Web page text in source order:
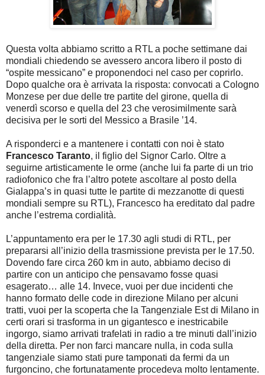
Questa volta abbiamo scritto a RTL a poche settimane dai
mondiali chiedendo se avessero ancora libero il posto di
“ospite messicano” e proponendoci nel caso per coprirlo.
Dopo qualche ora è arrivata la risposta: convocati a Cologno
Monzese per due delle tre partite del girone, quella di
venerdì scorso e quella del 23 che verosimilmente sarà
decisiva per le sorti del Messico a Brasile ’14.
A risponderci e a mantenere i contatti con noi è stato
Francesco Taranto, il figlio del Signor Carlo. Oltre a
seguirne artisticamente le orme (anche lui fa parte di un trio
radiofonico che fra l’altro potete ascoltare al posto della
Gialappa’s in quasi tutte le partite di mezzanotte di questi
mondiali sempre su RTL), Francesco ha ereditato dal padre
anche l’estrema cordialità.
L’appuntamento era per le 17.30 agli studi di RTL, per
prepararsi all’inizio della trasmissione prevista per le 17.50.
Dovendo fare circa 260 km in auto, abbiamo deciso di
partire con un anticipo che pensavamo fosse quasi
esagerato… alle 14. Invece, vuoi per due incidenti che
hanno formato delle code in direzione Milano per alcuni
tratti, vuoi per la scoperta che la Tangenziale Est di Milano in
certi orari si trasforma in un gigantesco e inestricabile
ingorgo, siamo arrivati trafelati in radio a tre minuti dall’inizio
della diretta. Per non farci mancare nulla, in coda sulla
tangenziale siamo stati pure tamponati da fermi da un
furgoncino, che fortunatamente procedeva molto lentamente.